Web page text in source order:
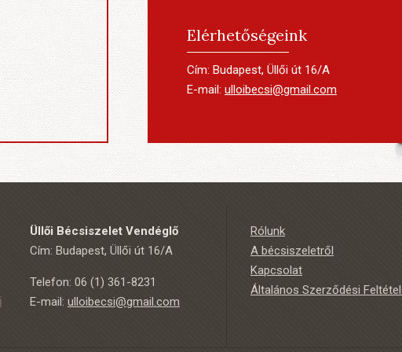
Elérhetőségeink
Cím: Budapest, Üllői út 16/A
E-mail: ulloibecsi@gmail.com
Üllői Bécsiszelet Vendéglő
Cím: Budapest, Üllői út 16/A
Telefon: 06 (1) 361-8231
E-mail: ulloibecsi@gmail.com
Rólunk
A bécsiszeletről
Kapcsolat
Általános Szerződési